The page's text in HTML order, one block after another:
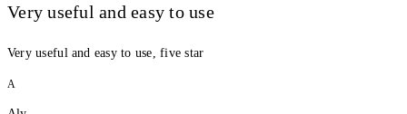
Very useful and easy to use
Very useful and easy to use, five star
A